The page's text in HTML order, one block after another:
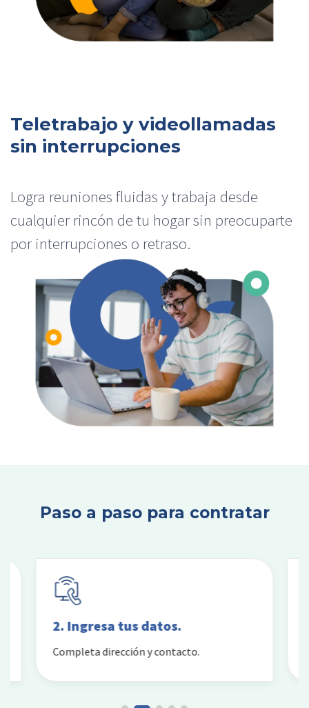
Teletrabajo y videollamadas
sin interrupciones​
Logra reuniones fluidas y trabaja desde
cualquier rincón de tu hogar sin preocuparte
por interrupciones o retraso.​
Paso a paso para contratar
2. Ingresa tus datos.
Completa dirección y contacto.